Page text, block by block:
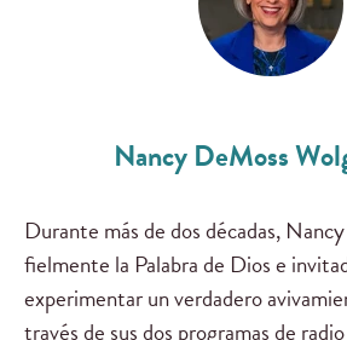
Nancy DeMoss
Durante más de dos décadas,
fielmente la Palabra de Dios e
experimentar un verdadero
través de sus dos programas de